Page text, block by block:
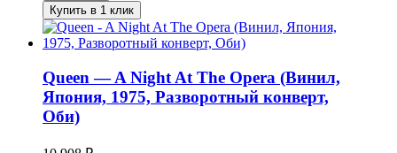
Купить в 1 клик
Queen — A Night At The Opera (Винил,
Япония, 1975, Разворотный конверт,
Оби)